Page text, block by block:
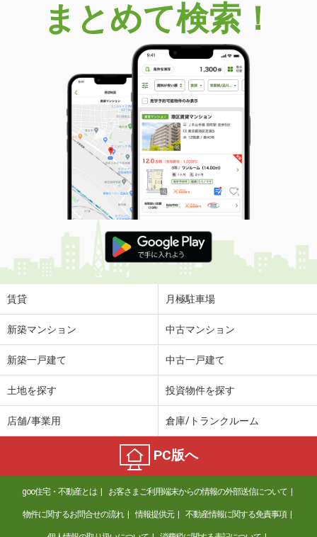
まとめて検索！
賃貸 月極駐車場
新築マンション 中古マンション
新築一戸建て 中古一戸建て
土地を探す 投資物件を探す
店舗/事業用 倉庫/トランクルーム
PC版へ
goo住宅・不動産とは お客さまご利用端末からの情報の外部送信について
物件に関するお問合せの流れ 情報提供元 不動産情報に関する免責事項